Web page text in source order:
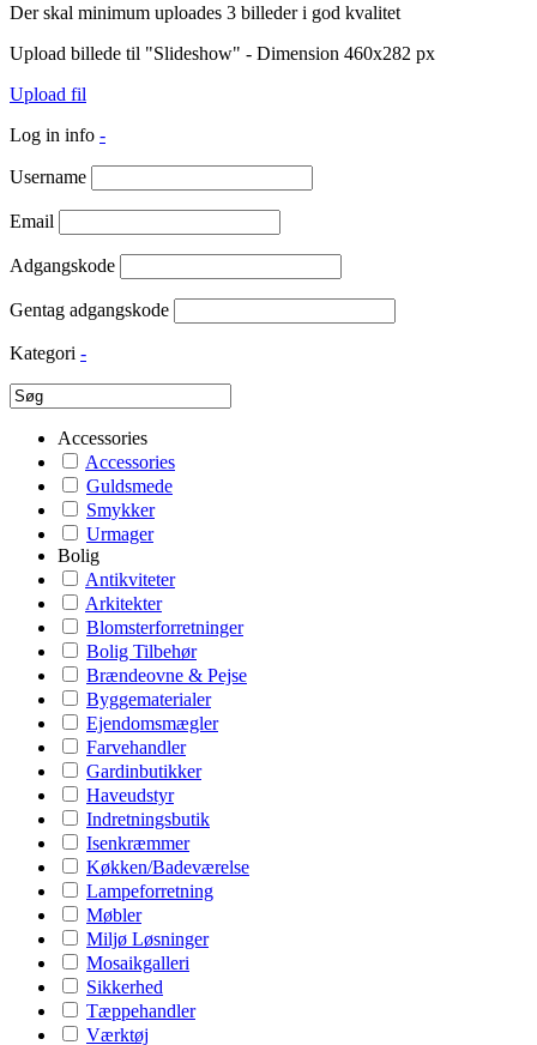
Der skal minimum uploades 3 billeder i god kvalitet
Upload billede til "Slideshow" - Dimension 460x282 px
Upload fil
Log in info -
Username
Email
Adgangskode
Gentag adgangskode
Kategori -
Accessories
Accessories
Guldsmede
Smykker
Urmager
Bolig
Antikviteter
Arkitekter
Blomsterforretninger
Bolig Tilbehør
Brændeovne & Pejse
Byggematerialer
Ejendomsmægler
Farvehandler
Gardinbutikker
Haveudstyr
Indretningsbutik
Isenkræmmer
Køkken/Badeværelse
Lampeforretning
Møbler
Miljø Løsninger
Mosaikgalleri
Sikkerhed
Tæppehandler
Værktøj